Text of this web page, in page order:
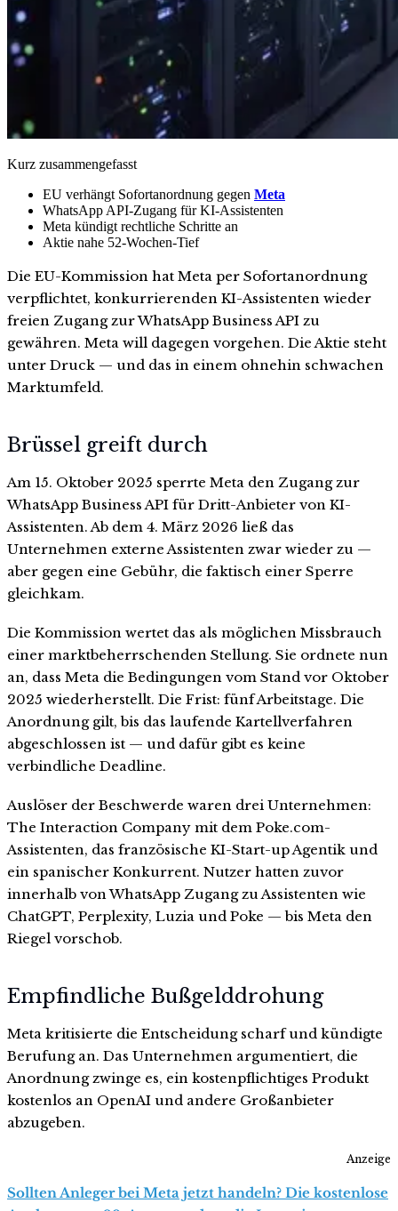
Kurz zusammengefasst
EU verhängt Sofortanordnung gegen Meta
WhatsApp API-Zugang für KI-Assistenten
Meta kündigt rechtliche Schritte an
Aktie nahe 52-Wochen-Tief
Die EU-Kommission hat Meta per Sofortanordnung
verpflichtet, konkurrierenden KI-Assistenten wieder
freien Zugang zur WhatsApp Business API zu
gewähren. Meta will dagegen vorgehen. Die Aktie steht
unter Druck — und das in einem ohnehin schwachen
Marktumfeld.
Brüssel greift durch
Am 15. Oktober 2025 sperrte Meta den Zugang zur
WhatsApp Business API für Dritt-Anbieter von KI-
Assistenten. Ab dem 4. März 2026 ließ das
Unternehmen externe Assistenten zwar wieder zu —
aber gegen eine Gebühr, die faktisch einer Sperre
gleichkam.
Die Kommission wertet das als möglichen Missbrauch
einer marktbeherrschenden Stellung. Sie ordnete nun
an, dass Meta die Bedingungen vom Stand vor Oktober
2025 wiederherstellt. Die Frist: fünf Arbeitstage. Die
Anordnung gilt, bis das laufende Kartellverfahren
abgeschlossen ist — und dafür gibt es keine
verbindliche Deadline.
Auslöser der Beschwerde waren drei Unternehmen:
The Interaction Company mit dem Poke.com-
Assistenten, das französische KI-Start-up Agentik und
ein spanischer Konkurrent. Nutzer hatten zuvor
innerhalb von WhatsApp Zugang zu Assistenten wie
ChatGPT, Perplexity, Luzia und Poke — bis Meta den
Riegel vorschob.
Empfindliche Bußgelddrohung
Meta kritisierte die Entscheidung scharf und kündigte
Berufung an. Das Unternehmen argumentiert, die
Anordnung zwinge es, ein kostenpflichtiges Produkt
kostenlos an OpenAI und andere Großanbieter
abzugeben.
Anzeige
Sollten Anleger bei Meta jetzt handeln? Die kostenlose